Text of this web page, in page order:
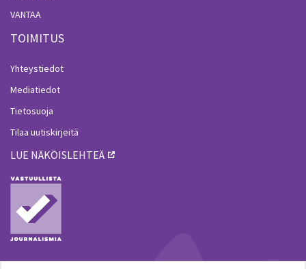
VANTAA
TOIMITUS
Yhteystiedot
Mediatiedot
Tietosuoja
Tilaa uutiskirjeitä
LUE NÄKÖISLEHTEÄ